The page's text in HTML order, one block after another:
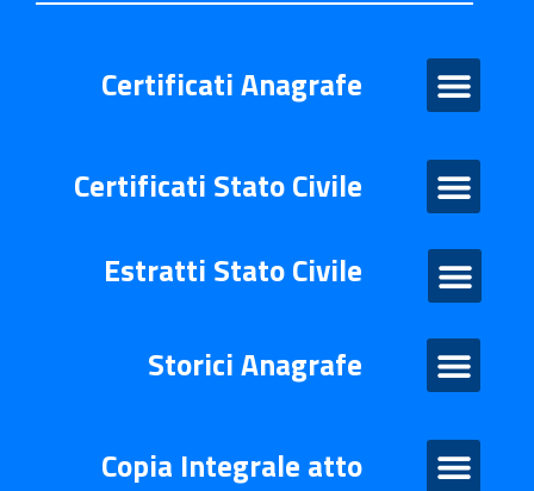
Certificati Anagrafe
Certificati Stato Civile
Estratti Stato Civile
Storici Anagrafe
Copia Integrale atto